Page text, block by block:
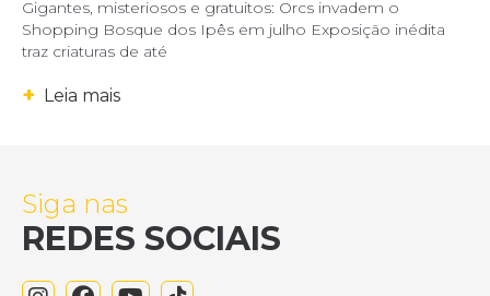
Gigantes, misteriosos e gratuitos: Orcs invadem o
Shopping Bosque dos Ipês em julho Exposição inédita
traz criaturas de até
+ Leia mais
Siga nas
REDES SOCIAIS